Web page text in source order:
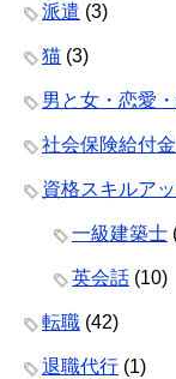
派遣 (3)
猫 (3)
男と女・恋愛
社会保険給付
資格スキルア
一級建築士
英会話 (10)
転職 (42)
退職代行 (1)